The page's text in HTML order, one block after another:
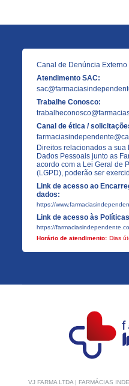
Canal de Denúncia Externo
Atendimento SAC:
Trabalhe Conosco:
Canal de ética /
Direitos relacionados a sua
Dados Pessoais junto as
acordo com a Lei Geral de
(LGPD), poderão ser
Link de acesso ao
dados:
https://
Link de acesso às
https://
Horário de atendimento: Dias
VJ FARMA LTDA | FARMÁCIAS